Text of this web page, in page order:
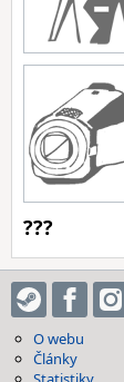
???
O webu
Články